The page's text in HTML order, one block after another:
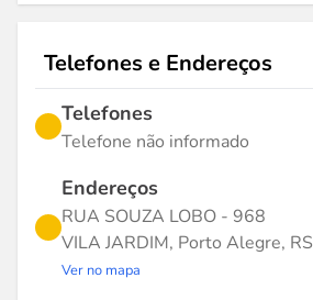
Telefones e Endereços
Telefones
Telefone não informado
Endereços
RUA SOUZA LOBO - 968
VILA JARDIM, Porto Alegre, RS
Ver no mapa